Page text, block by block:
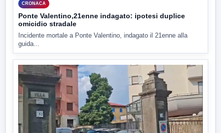
CRONACA
Ponte Valentino,21enne indagato: ipotesi duplice
omicidio stradale
Incidente mortale a Ponte Valentino, indagato il 21enne alla
guida...